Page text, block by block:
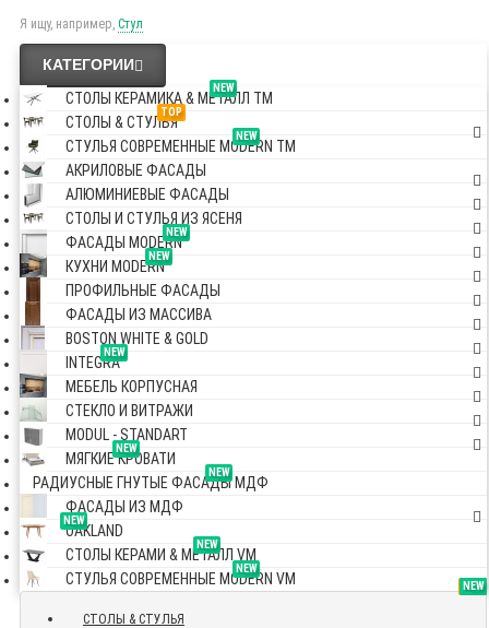
Я ищу, например, Стул
КАТЕГОРИИ
NEW
СТОЛЫ КЕРАМИКА & МЕТАЛЛ TM
TOP
СТОЛЫ & СТУЛЬЯ
NEW
СТУЛЬЯ СОВРЕМЕННЫЕ MODERN TM
АКРИЛОВЫЕ ФАСАДЫ
АЛЮМИНИЕВЫЕ ФАСАДЫ
СТОЛЫ И СТУЛЬЯ ИЗ ЯСЕНЯ
NEW
ФАСАДЫ MODERN
NEW
КУХНИ MODERN
ПРОФИЛЬНЫЕ ФАСАДЫ
ФАСАДЫ ИЗ МАССИВА
BOSTON WHITE & GOLD
NEW
INTEGRA
МЕБЕЛЬ КОРПУСНАЯ
СТЕКЛО И ВИТРАЖИ
MODUL - STANDART
NEW
МЯГКИЕ КРОВАТИ
NEW
РАДИУСНЫЕ ГНУТЫЕ ФАСАДЫ МДФ
ФАСАДЫ ИЗ МДФ
NEW
OAKLAND
NEW
СТОЛЫ КЕРАМИ & МЕТАЛЛ VM
NEW
СТУЛЬЯ СОВРЕМЕННЫЕ MODERN VM TOP
СТОЛЫ & СТУЛЬЯ
NEW
NEW
NEW